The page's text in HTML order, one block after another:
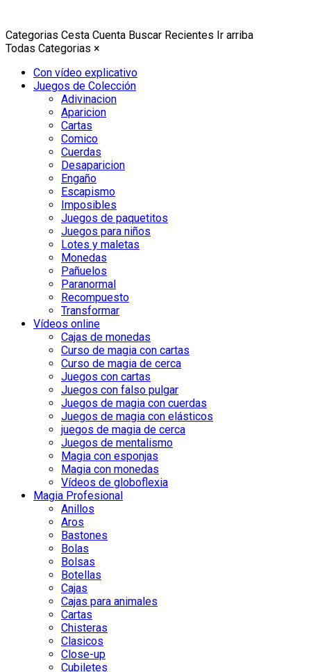
Categorias Cesta Cuenta Buscar Recientes Ir arriba
Todas Categorias ×
Con vídeo explicativo
Juegos de Colección
Adivinacion
Aparicion
Cartas
Comico
Cuerdas
Desaparicion
Engaño
Escapismo
Imposibles
Juegos de paquetitos
Juegos para niños
Lotes y maletas
Monedas
Pañuelos
Paranormal
Recompuesto
Transformar
Vídeos online
Cajas de monedas
Curso de magia con cartas
Curso de magia de cerca
Juegos con cartas
Juegos con falso pulgar
Juegos de magia con cuerdas
Juegos de magia con elásticos
juegos de magia de cerca
Juegos de mentalismo
Magia con esponjas
Magia con monedas
Vídeos de globoflexia
Magia Profesional
Anillos
Aros
Bastones
Bolas
Bolsas
Botellas
Cajas
Cajas para animales
Cartas
Chisteras
Clasicos
Close-up
Cubiletes